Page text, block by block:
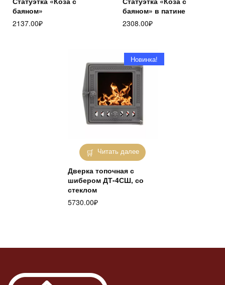
баяном»
2137.00₽
баяном» в патине
2308.00₽
Читать далее
Новинка!
Дверка топочная с
шибером ДТ-4СШ, со
стеклом
5730.00₽